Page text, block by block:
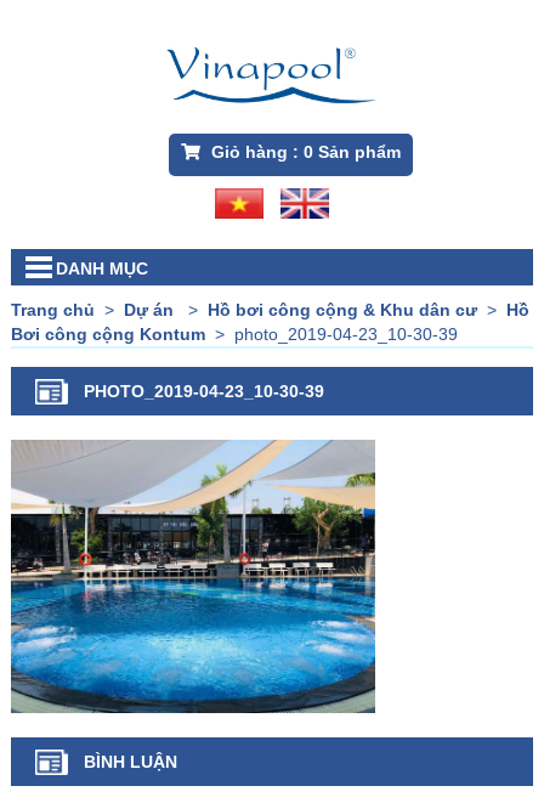
Giỏ hàng : 0Sản phẩm
DANH MỤC
Trang chủ > Dự án > Hồ bơi công cộng & Khu dân cư> Hồ
Bơi công cộng Kontum> photo_2019-04-23_10-30-39
PHOTO_2019-04-23_10-30-39
BÌNH LUẬN